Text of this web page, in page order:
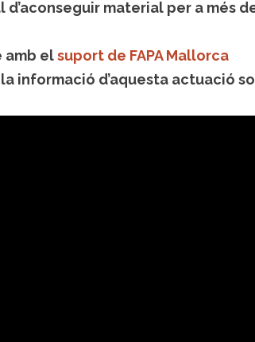
material per a més
amb elsuport de FAPA Mallorca
informació d’aquesta actuació